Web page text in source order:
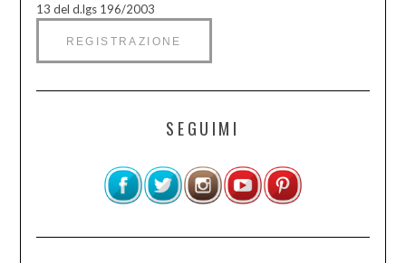
13 del d.lgs 196/2003
SEGUIMI